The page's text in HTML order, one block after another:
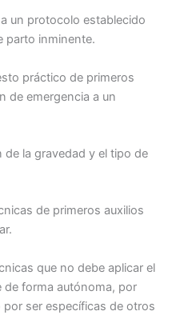
un protocolo establecido
parto inminente.
práctico de primeros
de emergencia a un
de la gravedad y el tipo de
de primeros auxilios
que no debe aplicar el
de forma autónoma, por
ser específicas de otros